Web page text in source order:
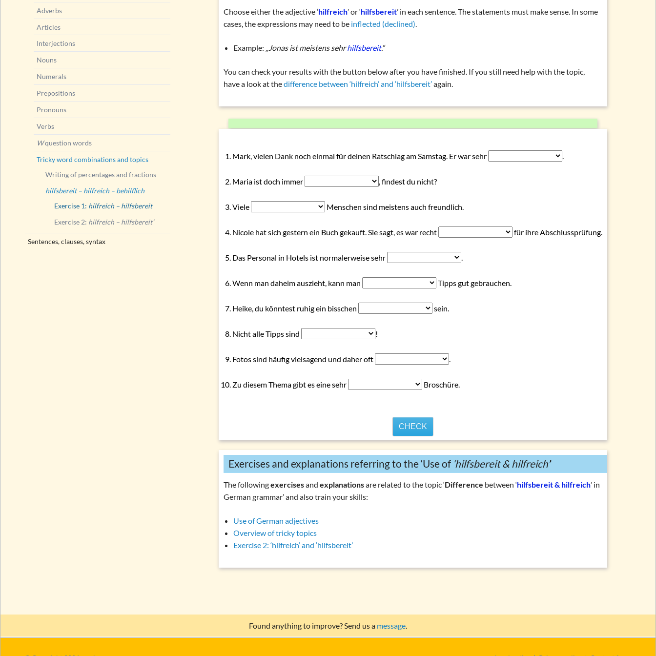
Writing of percentages and fractions
Choose either the adjective ‘hilfreich’ or ‘hilfsbereit’ in each sentence. The statements must make sense. In some
cases, the expressions may need to be inflected (declined).
Example: „Jonas ist meistens sehrhilfsbereit.“
You can check your results with the button below after you have finished. If you still need help with the topic,
have a look at thedifference between ‘hilfreich’ and ‘hilfsbereit’again.
Mark, vielen Dank noch einmal für deinen Ratschlag am Samstag. Er war sehr .
Maria ist doch immer , findest du nicht?
Viele Menschen sind meistens auch freundlich.
Nicole hat sich gestern ein Buch gekauft. Sie sagt, es war recht für ihre Abschlussprüfung.
Das Personal in Hotels ist normalerweise sehr .
Wenn man daheim auszieht, kann man Tipps gut gebrauchen.
Heike, du könntest ruhig ein bisschen sein.
Nicht alle Tipps sind !
Fotos sind häufig vielsagend und daher oft .
Zu diesem Thema gibt es eine sehr Broschüre.
CHECK
Exercises and explanations referring to the ‘Use of ‘hilfsbereit & hilfreich’’
The followingexercisesandexplanationsare related to the topic ‘Difference between ‘hilfsbereit & hilfreich’ in
German grammar’ and also train your skills:
Use of German adjectives
Overview of tricky topics
Exercise 2: ‘hilfreich’ and ‘hilfsbereit’
Adverbs
Articles
Interjections
Nouns
Numerals
Prepositions
Pronouns
Verbs
Wquestion words
Tricky word combinations and topics
Writing of percentages and fractions
hilfsbereit – hilfreich – behilflich
Exercise 1: hilfreich – hilfsbereit
Exercise 2: hilfreich – hilfsbereit’
Sentences, clauses, syntax
Found anything to improve? Send us a message.